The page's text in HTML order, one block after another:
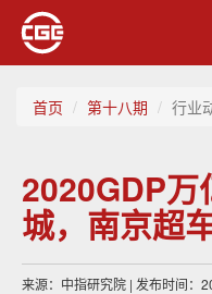
首页 第十八期 行业
2020GDP万
城，南京超
来源：中指研究院 | 发布时间：